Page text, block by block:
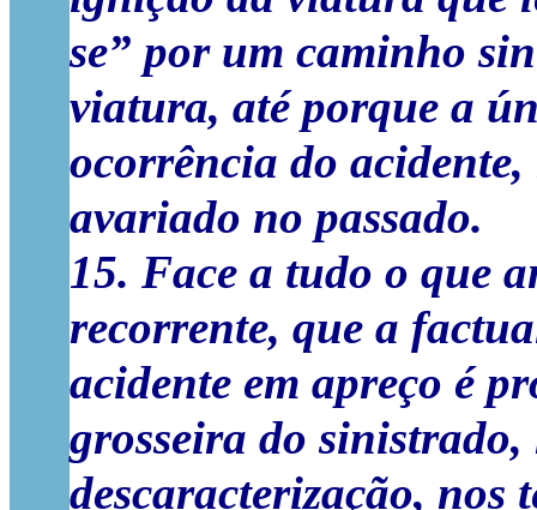
se” por um caminho
viatura, até porque a
ocorrência do
avariado no passado.
15. Face a tudo o que
recorrente, que a
acidente em apreço é
grosseira do
descaracterização, nos